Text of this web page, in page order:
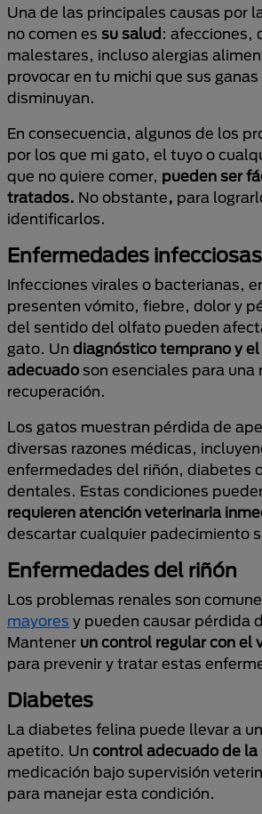
Una de las principales causas por
no comen es su salud: afecciones,
malestares, incluso alergias
provocar en tu michi que sus
disminuyan.
En consecuencia, algunos de los
por los que mi gato, el tuyo o
que no quiere comer, pueden ser
tratados. No obstante, para
identificarlos.
Enfermedades infecciosas
Infecciones virales o bacterianas,
presenten vómito, fiebre, dolor y
del sentido del olfato pueden
gato. Un diagnóstico temprano y
adecuado son esenciales para una
recuperación.
Los gatos muestran pérdida de
diversas razones médicas,
enfermedades del riñón, diabetes
dentales. Estas condiciones
requieren atención veterinaria
descartar cualquier padecimiento
Enfermedades del riñón
Los problemas renales son
mayores y pueden causar pérdida
Mantener un control regular con el
para prevenir y tratar estas
Diabetes
La diabetes felina puede llevar a
apetito. Un control adecuado de la
medicación bajo supervisión
para manejar esta condición.